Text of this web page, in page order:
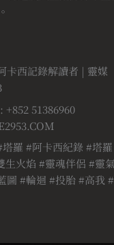
卡西記錄解讀者 | 靈媒
51386960
羅 #阿卡西紀錄 #塔
生火焰 #靈魂伴侶 #靈
圖 #輪迴 #投胎 #高我